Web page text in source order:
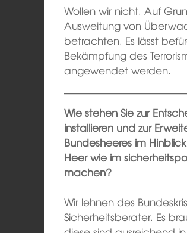
Wollen wir nicht. Auf
Ausweitung von
betrachten. Es lässt
Bekämpfung des
angewendet werden.
Wie stehen Sie zur
installieren und zur
Bundesheeres im
Heer wie im
machen?
Wir lehnen des
Sicherheitsberater. Es